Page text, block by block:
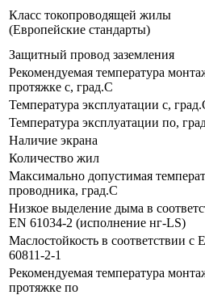
Класс токопроводящей жилы
(Европейские стандарты)
Защитный провод заземления
Рекомендуемая температура
протяжке с, град.C
Температура эксплуатации с,
Температура эксплуатации по,
Наличие экрана
Количество жил
Максимально допустимая
проводника, град.C
Низкое выделение дыма в
EN 61034-2 (исполнение нг-LS)
Маслостойкость в соответствии с
60811-2-1
Рекомендуемая температура
протяжке по